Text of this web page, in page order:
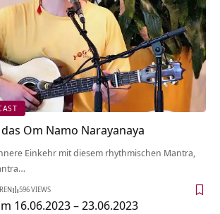
Om Namo Narayanaya
Einkehr mit diesem rhythmischen Mantra,
596 VIEWS
16.06.2023 – 23.06.2023